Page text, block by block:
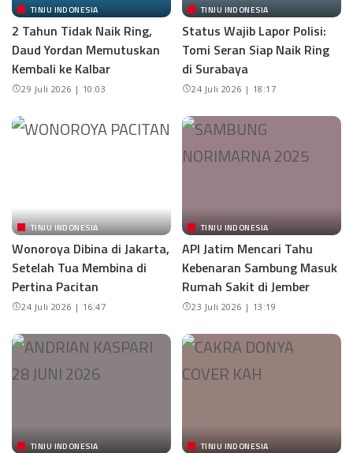
TINJU INDONESIA
2 Tahun Tidak Naik Ring,
Daud Yordan Memutuskan
Kembali ke Kalbar
29 Juli 2026 | 10:03
TINJU INDONESIA
Status Wajib Lapor Polisi:
Tomi Seran Siap Naik Ring
di Surabaya
24 Juli 2026 | 18:17
TINJU INDONESIA
Wonoroya Dibina di Jakarta,
Setelah Tua Membina di
Pertina Pacitan
24 Juli 2026 | 16:47
TINJU INDONESIA
API Jatim Mencari Tahu
Kebenaran Sambung Masuk
Rumah Sakit di Jember
23 Juli 2026 | 13:19
TINJU INDONESIA TINJU INDONESIA